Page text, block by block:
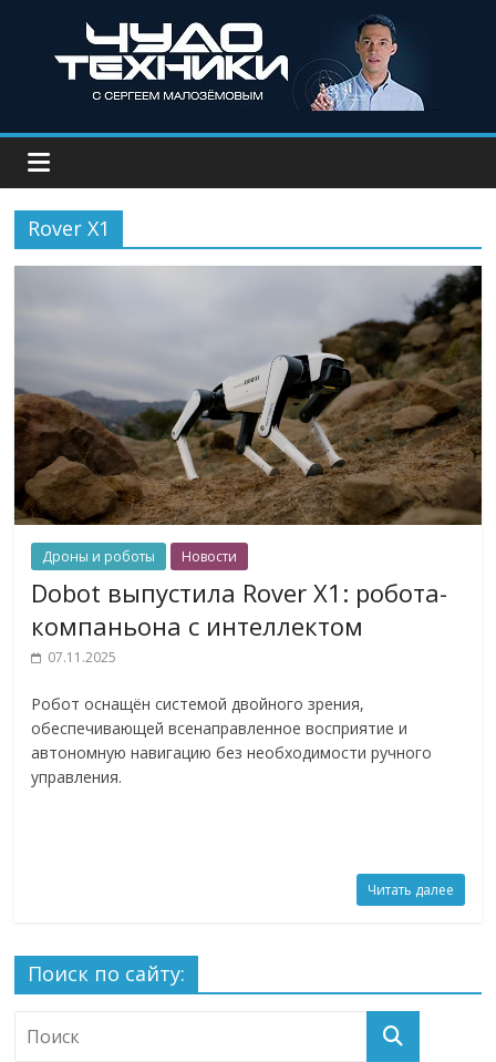
Rover X1
Дроны и роботы Новости
Dobot выпустила Rover X1: робота-
компаньона с интеллектом
07.11.2025
Робот оснащён системой двойного зрения,
обеспечивающей всенаправленное восприятие и
автономную навигацию без необходимости ручного
управления.
Читать далее
Поиск по сайту: